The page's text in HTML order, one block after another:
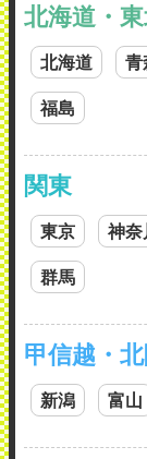
北海道・
北海道 青
福島
関東
東京 神奈
群馬
甲信越・
新潟 富山